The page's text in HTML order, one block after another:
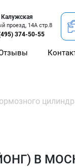
Калужская
проезд, 14А стр.8
374-50-55
В